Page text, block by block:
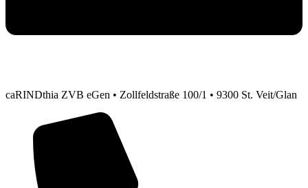
caRINDthia ZVB eGen • Zollfeldstraße 100/1 • 9300 St. Veit/Glan